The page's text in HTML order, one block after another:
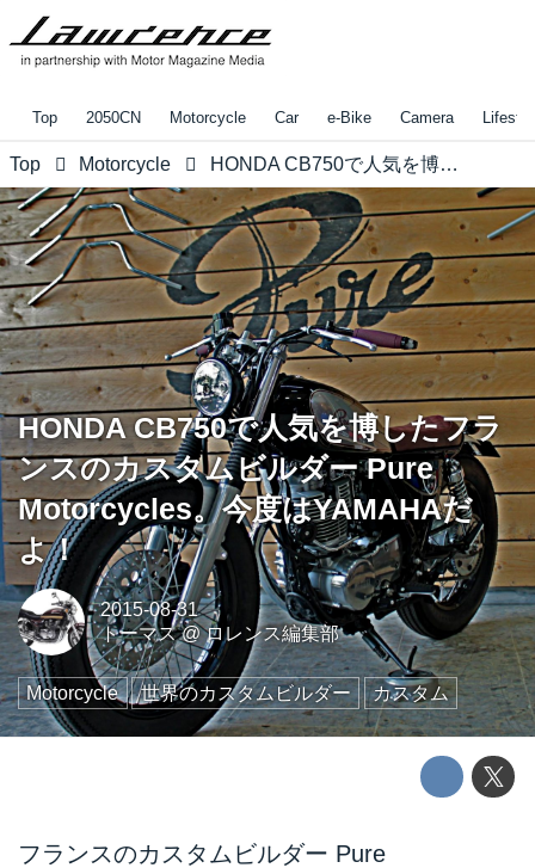
Top 2050CN Motorcycle Car e-Bike Camera
Top Motorcycle HONDA CB750で人気を博したフランスのカスタムビルダー Pure Motorcycles。今度はYAMAHAだよ！
HONDA CB750で人気を博したフラ
ンスのカスタムビルダー Pure
Motorcycles。今度はYAMAHAだ
よ！
2015-08-31
トーマス@ロレンス編集部
Motorcycle 世界のカスタムビルダー カスタム
フランスのカスタムビルダー Pure